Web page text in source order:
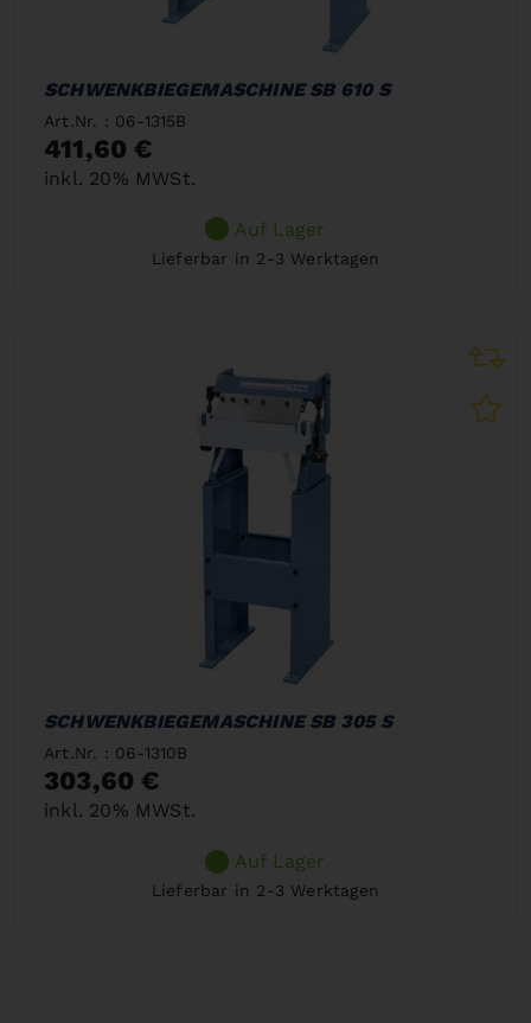
SCHWENKBIEGEMASCHINE SB 610 S
Art.Nr. : 06-1315B
411,60 €
inkl. 20% MWSt.
Auf Lager
Lieferbar in 2-3 Werktagen
SCHWENKBIEGEMASCHINE SB 305 S
Art.Nr. : 06-1310B
303,60 €
inkl. 20% MWSt.
Auf Lager
Lieferbar in 2-3 Werktagen